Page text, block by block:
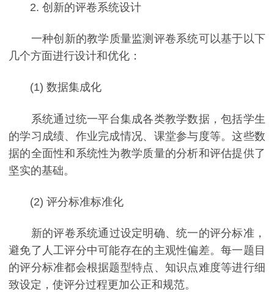
2. 创新的评卷系统设计
一种创新的教学质量监测评卷系统可以基于以下
几个方面进行设计和优化：
(1) 数据集成化
系统通过统一平台集成各类教学数据，包括学生
的学习成绩、作业完成情况、课堂参与度等。这些数
据的全面性和系统性为教学质量的分析和评估提供了
坚实的基础。
(2) 评分标准标准化
新的评卷系统通过设定明确、统一的评分标准，
避免了人工评分中可能存在的主观性偏差。每一题目
的评分标准都会根据题型特点、知识点难度等进行细
致设定，使评分过程更加公正和规范。